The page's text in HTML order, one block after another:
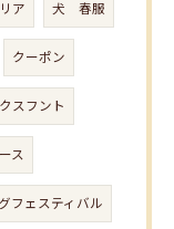
ア 犬 春服
クーポン
スフント
ス
フェスティバル